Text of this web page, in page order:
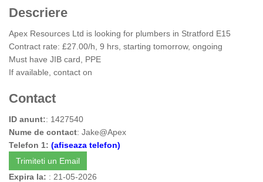
Descriere
Apex Resources Ltd is looking for plumbers in Stratford E15
Contract rate: £27.00/h, 9 hrs, starting tomorrow, ongoing
Must have JIB card, PPE
If available, contact on
Contact
ID anunt:: 1427540
Nume de contact: Jake@Apex
Telefon 1: (afiseaza telefon)
Trimiteti un Email
Expira la: : 21-05-2026